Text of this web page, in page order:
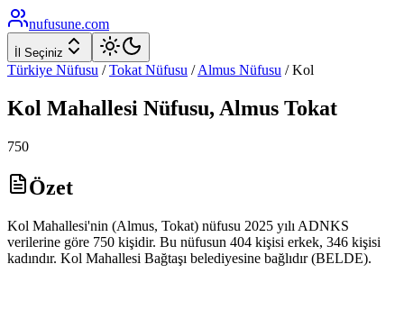
nufusune.com
İl Seçiniz
Türkiye Nüfusu / Tokat Nüfusu / Almus Nüfusu /Kol
Kol Mahallesi Nüfusu, Almus Tokat
750
Özet
Kol Mahallesi'nin (Almus, Tokat) nüfusu 2025 yılı ADNKS
verilerine göre 750 kişidir. Bu nüfusun 404 kişisi erkek, 346 kişisi
kadındır. Kol Mahallesi Bağtaşı belediyesine bağlıdır (BELDE).